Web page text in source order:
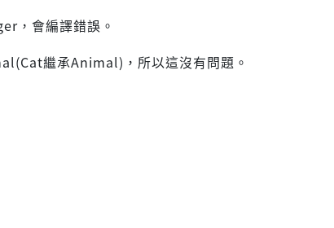
，會編譯錯誤。
繼承Animal)，所以這沒有問題。